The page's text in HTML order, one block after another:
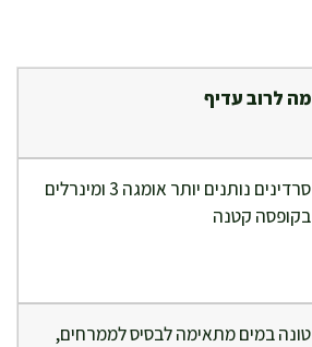
מה לרוב עדיף
סרדינים נותנים יותר אומגה 3 ומינרלים
בקופסה קטנה
טונה במים מתאימה לבסיס לממרחים,